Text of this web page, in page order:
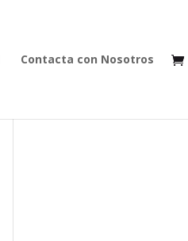
Contacta con Nosotros